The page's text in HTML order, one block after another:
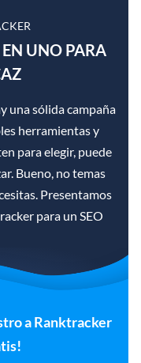
UNO PARA
una sólida campaña
herramientas y
para elegir, puede
Bueno, no temas
Presentamos
para un SEO
a Ranktracker